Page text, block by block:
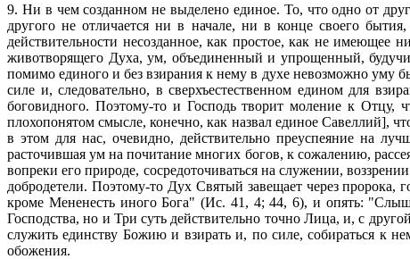
9. Ни в чем созданном не выделено единое. То, что одно от
другого не отличается ни в начале, ни в конце своего
действительности несозданное, как простое, как не имеющее
животворящего Духа, ум, объединенный и упрощенный,
помимо единого и без взирания к нему в духе невозможно уму
силе и, следовательно, в сверхъестественном едином для
боговидного. Поэтому-то и Господь творит моление к
плохопонятом смысле, конечно, как назвал единое Савеллий],
в этом для нас, очевидно, действительно преуспеяние на
расточившая ум на почитание многих богов, к сожалению,
вопреки его природе, сосредоточиваться на служении,
добродетели. Поэтому-то Дух Святый завещает через
кроме Мененесть иного Бога" (Ис. 41, 4; 44, 6), и опять:
Господства, но и Три суть действительно точно Лица, и, с
служить единству Божию и взирать и, по силе, собираться к
обожения.